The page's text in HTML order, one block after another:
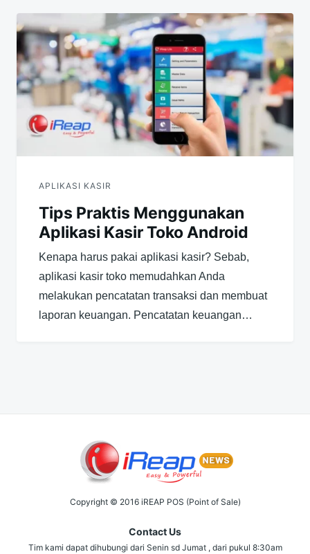
APLIKASI KASIR
Tips Praktis Menggunakan
Aplikasi Kasir Toko Android
Kenapa harus pakai aplikasi kasir? Sebab,
aplikasi kasir toko memudahkan Anda
melakukan pencatatan transaksi dan membuat
laporan keuangan. Pencatatan keuangan…
Copyright © 2016 iREAP POS (Point of Sale)
Contact Us
Tim kami dapat dihubungi dari Senin sd Jumat , dari pukul 8:30am